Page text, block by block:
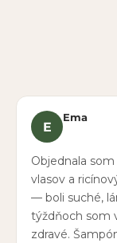
E
Ema
Objednala
vlasov a
— boli suché,
týždňoch som
zdravé.